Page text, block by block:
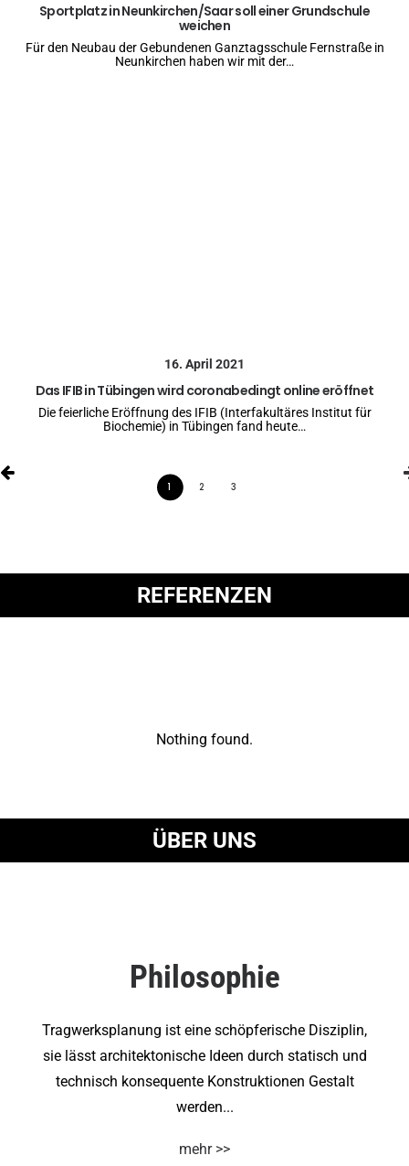
Sportplatz in Neunkirchen/Saar soll einer Grundschule
weichen
Für den Neubau der Gebundenen Ganztagsschule Fernstraße in
Neunkirchen haben wir mit der…
16. April 2021
Das IFIB in Tübingen wird coronabedingt online eröffnet
Die feierliche Eröffnung des IFIB (Interfakultäres Institut für
Biochemie) in Tübingen fand heute…
1 2 3
REFERENZEN
Nothing found.
ÜBER UNS
Philosophie
Tragwerksplanung ist eine schöpferische Disziplin,
sie lässt architektonische Ideen durch statisch und
technisch konsequente Konstruktionen Gestalt
werden...
mehr >>